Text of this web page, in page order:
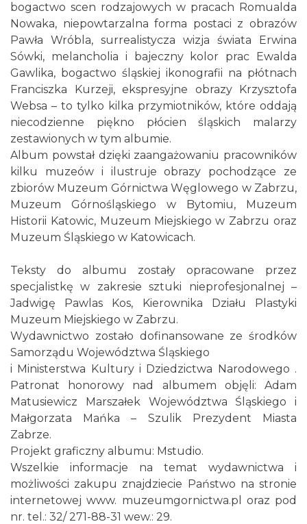
bogactwo scen rodzajowych w pracach Romualda
Nowaka, niepowtarzalna forma postaci z obrazów
Pawła Wróbla, surrealistycza wizja świata Erwina
Sówki, melancholia i bajeczny kolor prac Ewalda
Gawlika, bogactwo śląskiej ikonografii na płótnach
Franciszka Kurzeji, ekspresyjne obrazy Krzysztofa
Websa – to tylko kilka przymiotników, które oddają
niecodzienne piękno płócien śląskich malarzy
zestawionych w tym albumie.
Album powstał dzięki zaangażowaniu pracowników
kilku muzeów i ilustruje obrazy pochodzące ze
zbiorów Muzeum Górnictwa Węglowego w Zabrzu,
Muzeum Górnośląskiego w Bytomiu, Muzeum
Historii Katowic, Muzeum Miejskiego w Zabrzu oraz
Muzeum Śląskiego w Katowicach.
Teksty do albumu zostały opracowane przez
specjalistkę w zakresie sztuki nieprofesjonalnej –
Jadwigę Pawlas Kos, Kierownika Działu Plastyki
Muzeum Miejskiego w Zabrzu.
Wydawnictwo zostało dofinansowane ze środków
Samorządu Województwa Śląskiego
i Ministerstwa Kultury i Dziedzictwa Narodowego .
Patronat honorowy nad albumem objęli: Adam
Matusiewicz Marszałek Województwa Śląskiego i
Małgorzata Mańka – Szulik Prezydent Miasta
Zabrze.
Projekt graficzny albumu: Mstudio.
Wszelkie informacje na temat wydawnictwa i
możliwości zakupu znajdziecie Państwo na stronie
internetowej www. muzeumgornictwa.pl oraz pod
nr. tel.: 32/ 271-88-31 wew.: 29.